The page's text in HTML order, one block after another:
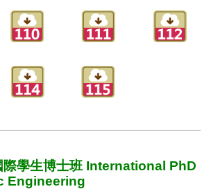
際學生博士班 International PhD
Engineering